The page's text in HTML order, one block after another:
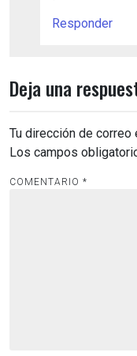
Responder
Deja una
Tu dirección de correo
Los campos
COMENTARIO *